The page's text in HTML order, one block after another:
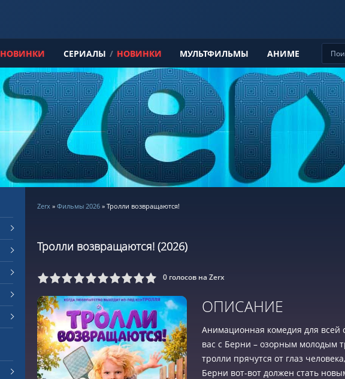
НОВИНКИ СЕРИАЛЫ / НОВИНКИ МУЛЬТФИЛЬМЫ АНИМЕ
Zerx » Фильмы 2026 » Тролли возвращаются!
Тролли возвращаются! (2026)
6 7 8 9 10 0 голосов на Zerx
ОПИСАНИЕ
Анимационная комедия для всей
вас с Берни – озорным молодым
тролли прячутся от глаз
Берни вот-вот должен стать